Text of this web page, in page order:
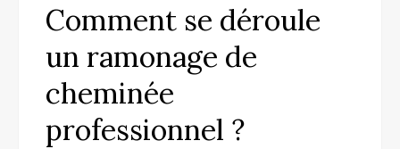
Comment se déroule
un ramonage de
cheminée
professionnel ?